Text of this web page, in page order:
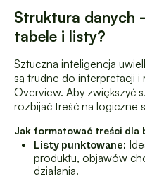
Struktura danych
tabele i listy?
Sztuczna inteligencja
są trudne do interpretacji i
Overview. Aby zwiększyć
rozbijać treść na logiczne
Jak formatować treści dla
Listy punktowane:
produktu, objawów
działania.